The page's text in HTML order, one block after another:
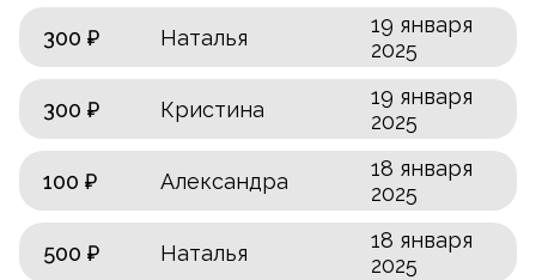
300 ₽ Наталья
19 января
2025
300 ₽ Кристина
19 января
2025
100 ₽ Александра
18 января
2025
500 ₽ Наталья
18 января
2025